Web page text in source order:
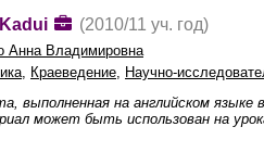
(2010/11 уч. год)
Анна Владимировна
Краеведение
Научно-
выполненная на английском
может быть использован на